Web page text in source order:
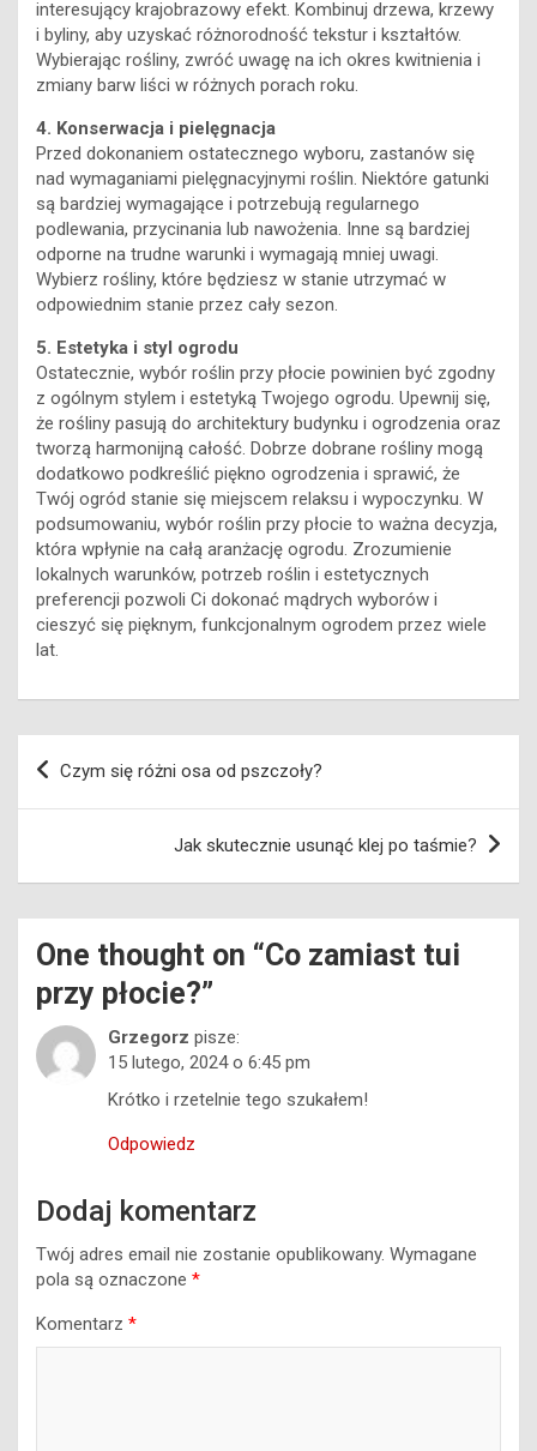
interesujący krajobrazowy efekt. Kombinuj drzewa, krzewy
i byliny, aby uzyskać różnorodność tekstur i kształtów.
Wybierając rośliny, zwróć uwagę na ich okres kwitnienia i
zmiany barw liści w różnych porach roku.
4. Konserwacja i pielęgnacja
Przed dokonaniem ostatecznego wyboru, zastanów się
nad wymaganiami pielęgnacyjnymi roślin. Niektóre gatunki
są bardziej wymagające i potrzebują regularnego
podlewania, przycinania lub nawożenia. Inne są bardziej
odporne na trudne warunki i wymagają mniej uwagi.
Wybierz rośliny, które będziesz w stanie utrzymać w
odpowiednim stanie przez cały sezon.
5. Estetyka i styl ogrodu
Ostatecznie, wybór roślin przy płocie powinien być zgodny
z ogólnym stylem i estetyką Twojego ogrodu. Upewnij się,
że rośliny pasują do architektury budynku i ogrodzenia oraz
tworzą harmonijną całość. Dobrze dobrane rośliny mogą
dodatkowo podkreślić piękno ogrodzenia i sprawić, że
Twój ogród stanie się miejscem relaksu i wypoczynku. W
podsumowaniu, wybór roślin przy płocie to ważna decyzja,
która wpłynie na całą aranżację ogrodu. Zrozumienie
lokalnych warunków, potrzeb roślin i estetycznych
preferencji pozwoli Ci dokonać mądrych wyborów i
cieszyć się pięknym, funkcjonalnym ogrodem przez wiele
lat.
Nawigacja
wpisu
Czym się różni osa od pszczoły?
Jak skutecznie usunąć klej po taśmie?
One thought on “Co zamiast tui
przy płocie?”
Grzegorz pisze:
15 lutego, 2024 o 6:45 pm
Krótko i rzetelnie tego szukałem!
Odpowiedz
Dodaj komentarz
Twój adres email nie zostanie opublikowany. Wymagane
pola są oznaczone *
Komentarz *